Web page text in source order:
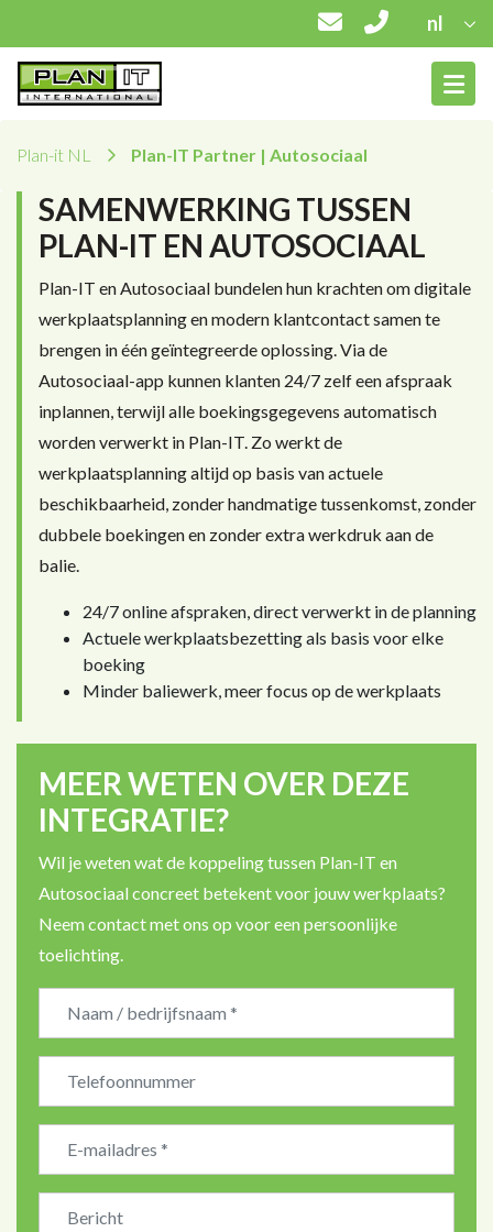
nl
Plan-it NL Plan-IT Partner | Autosociaal
SAMENWERKING TUSSEN
PLAN-IT EN AUTOSOCIAAL
Plan-IT en Autosociaal bundelen hun krachten om digitale
werkplaatsplanning en modern klantcontact samen te
brengen in één geïntegreerde oplossing. Via de
Autosociaal-app kunnen klanten 24/7 zelf een afspraak
inplannen, terwijl alle boekingsgegevens automatisch
worden verwerkt in Plan-IT. Zo werkt de
werkplaatsplanning altijd op basis van actuele
beschikbaarheid, zonder handmatige tussenkomst, zonder
dubbele boekingen en zonder extra werkdruk aan de
balie.
24/7 online afspraken, direct verwerkt in de planning
Actuele werkplaatsbezetting als basis voor elke
boeking
Minder baliewerk, meer focus op de werkplaats
MEER WETEN OVER DEZE
INTEGRATIE?
Wil je weten wat de koppeling tussen Plan-IT en
Autosociaal concreet betekent voor jouw werkplaats?
Neem contact met ons op voor een persoonlijke
toelichting.